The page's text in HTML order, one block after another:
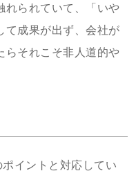
れられていて、「いや
て成果が出ず、会社が
らそれこそ非人道的や
イントと対応してい